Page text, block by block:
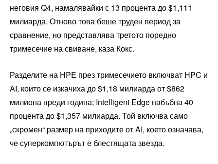
неговия Q4, намалявайки с 13 процента до $1,111
милиарда. Отново това беше труден период за
сравнение, но представлява третото поредно
тримесечие на свиване, каза Кокс.
Разделите на HPE през тримесечието включват HPC и
AI, които се изкачиха до $1,18 милиарда от $862
милиона преди година; Intelligent Edge набъбна 40
процента до $1,357 милиарда. Той включва само
„скромен“ размер на приходите от AI, което означава,
че суперкомпютърът е блестящата звезда.